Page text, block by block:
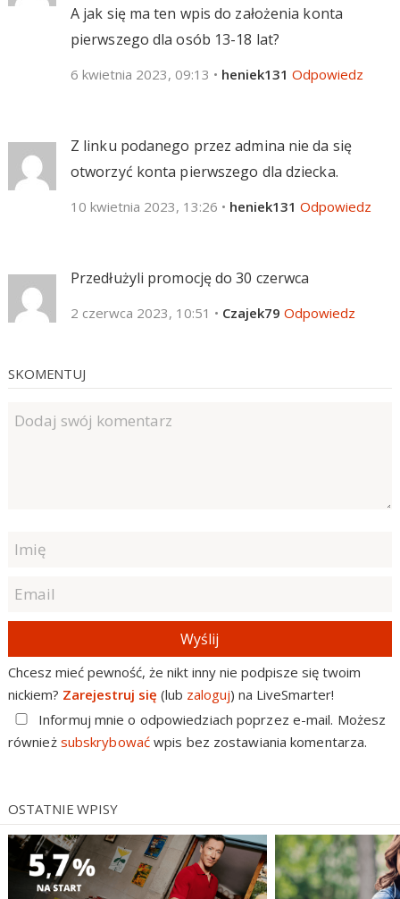
A jak się ma ten wpis do założenia konta
pierwszego dla osób 13-18 lat?
6 kwietnia 2023, 09:13 • heniek131 Odpowiedz
Z linku podanego przez admina nie da się
otworzyć konta pierwszego dla dziecka.
10 kwietnia 2023, 13:26 • heniek131 Odpowiedz
Przedłużyli promocję do 30 czerwca
2 czerwca 2023, 10:51 • Czajek79 Odpowiedz
SKOMENTUJ
Wyślij
Chcesz mieć pewność, że nikt inny nie podpisze się twoim
nickiem? Zarejestruj się (lub zaloguj) na LiveSmarter!
Informuj mnie o odpowiedziach poprzez e-mail. Możesz
również subskrybowaćwpis bez zostawiania komentarza.
OSTATNIE WPISY